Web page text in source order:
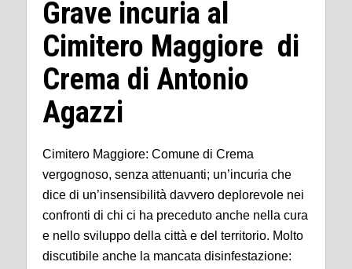
Grave incuria al
Cimitero Maggiore di
Crema di Antonio
Agazzi
Cimitero Maggiore: Comune di Crema
vergognoso, senza attenuanti; un’incuria che
dice di un’insensibilità davvero deplorevole nei
confronti di chi ci ha preceduto anche nella cura
e nello sviluppo della città e del territorio. Molto
discutibile anche la mancata disinfestazione: